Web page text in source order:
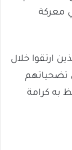
معركة
ارتقوا خلال
تضحياتهم
به كرامة